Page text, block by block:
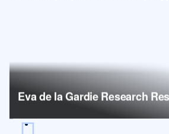
Eva de la Gardie Research